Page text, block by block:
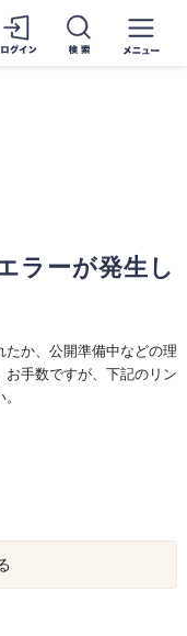
ラーが発生し
か、公開準備中などの理
手数ですが、下記のリン